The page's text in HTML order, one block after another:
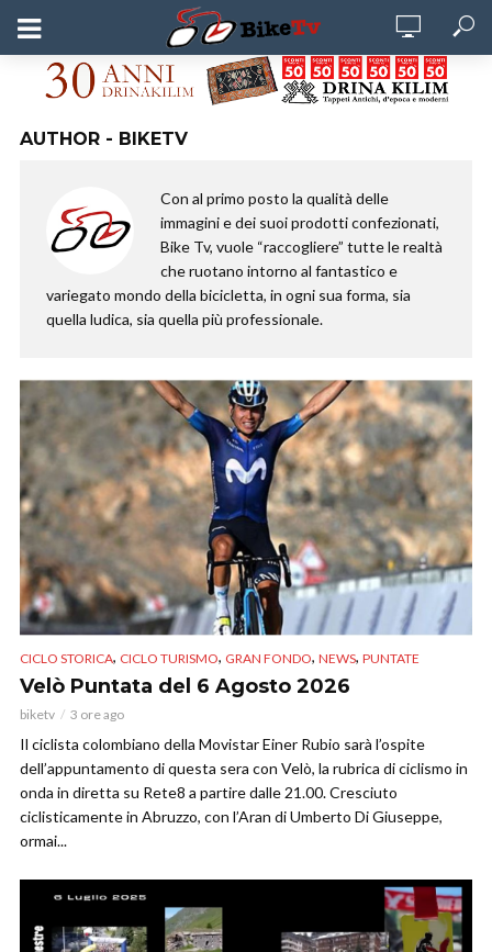
AUTHOR - BIKETV
Con al primo posto la qualità delle
immagini e dei suoi prodotti confezionati,
Bike Tv, vuole “raccogliere” tutte le realtà
che ruotano intorno al fantastico e
variegato mondo della bicicletta, in ogni sua forma, sia
quella ludica, sia quella più professionale.
CICLO STORICA, CICLO TURISMO, GRAN FONDO, NEWS, PUNTATE
Velò Puntata del 6 Agosto 2026
biketv 3 ore ago
Il ciclista colombiano della Movistar Einer Rubio sarà l’ospite
dell’appuntamento di questa sera con Velò, la rubrica di ciclismo in
onda in diretta su Rete8 a partire dalle 21.00. Cresciuto
ciclisticamente in Abruzzo, con l’Aran di Umberto Di Giuseppe,
ormai...